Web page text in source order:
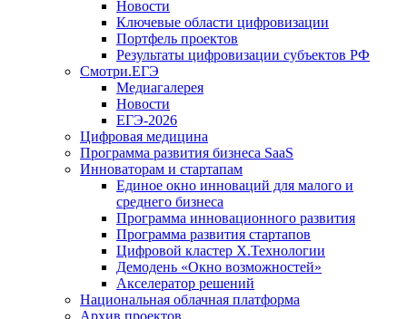
Новости
Ключевые области цифровизации
Портфель проектов
Результаты цифровизации субъектов РФ
Смотри.ЕГЭ
Медиагалерея
Новости
ЕГЭ-2026
Цифровая медицина
Программа развития бизнеса SaaS
Инноваторам и стартапам
Единое окно инноваций для малого и
среднего бизнеса
Программа инновационного развития
Программа развития стартапов
Цифровой кластер X.Технологии
Демодень «Окно возможностей»
Акселератор решений
Национальная облачная платформа
Архив проектов